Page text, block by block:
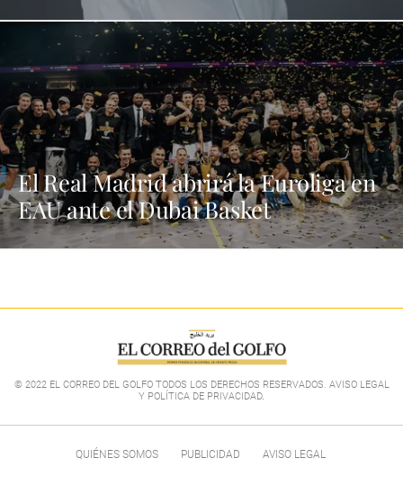
El Real Madrid abrirá la Euroliga en
EAU ante el Dubai Basket
© 2022 EL CORREO DEL GOLFO TODOS LOS DERECHOS RESERVADOS. AVISO LEGAL
Y POLÍTICA DE PRIVACIDAD.
QUIÉNES SOMOS PUBLICIDAD AVISO LEGAL